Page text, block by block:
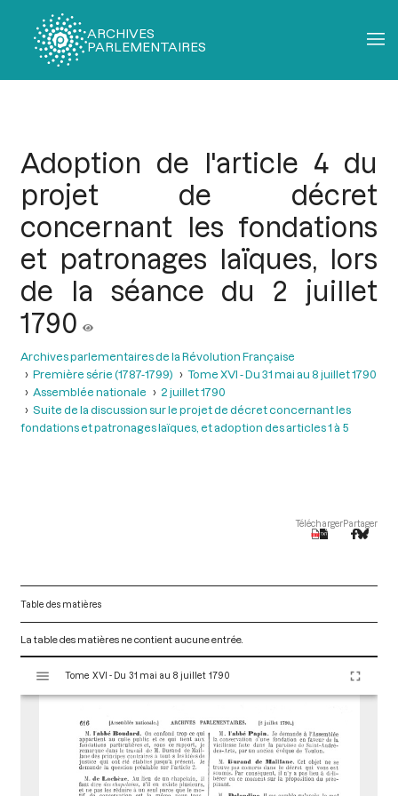
ARCHIVES
PARLEMENTAIRES
Adoption de l'article 4 du
projet de décret
concernant les fondations
et patronages laïques, lors
de la séance du 2 juillet
1790
Archives parlementaires de la Révolution Française
Première série (1787-1799)
Tome XVI - Du 31 mai au 8 juillet 1790
Assemblée nationale
2 juillet 1790
Suite de la discussion sur le projet de décret concernant les
fondations et patronages laïques, et adoption des articles 1 à 5
TéléchargerPartager
Table des matières
La table des matières ne contient aucune entrée.
s
Tome XVI - Du 31 mai au 8 juillet 1790